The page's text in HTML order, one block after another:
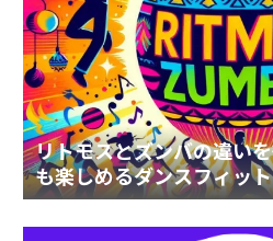
リトモスとズンバの違い
も楽しめるダンスフィッ